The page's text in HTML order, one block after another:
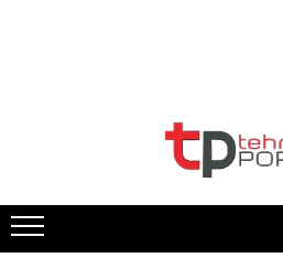
1. Piese & Accesorii Tractoare
1.1. Cabina & Caroserie
1.1.1. Geamuri